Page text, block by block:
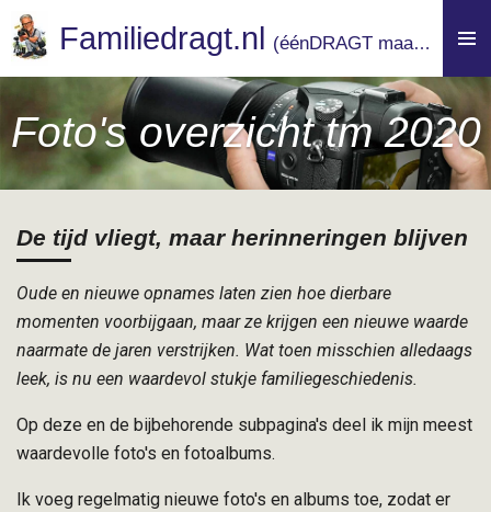
Ga
direct
naar
hoofdinhoud
Familiedragt.nl (éénDRAGT maakt macht)
Foto's overzicht tm 2020
De tijd vliegt, maar herinneringen blijven
Oude en nieuwe opnames laten zien hoe dierbare
momenten voorbijgaan, maar ze krijgen een nieuwe waarde
naarmate de jaren verstrijken. Wat toen misschien alledaags
leek, is nu een waardevol stukje familiegeschiedenis.
Op deze en de bijbehorende subpagina's deel ik mijn meest
waardevolle foto's en fotoalbums.
Ik voeg regelmatig nieuwe foto's en albums toe, zodat er